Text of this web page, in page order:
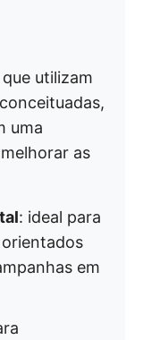
utilizam
uma
as
: ideal para
em